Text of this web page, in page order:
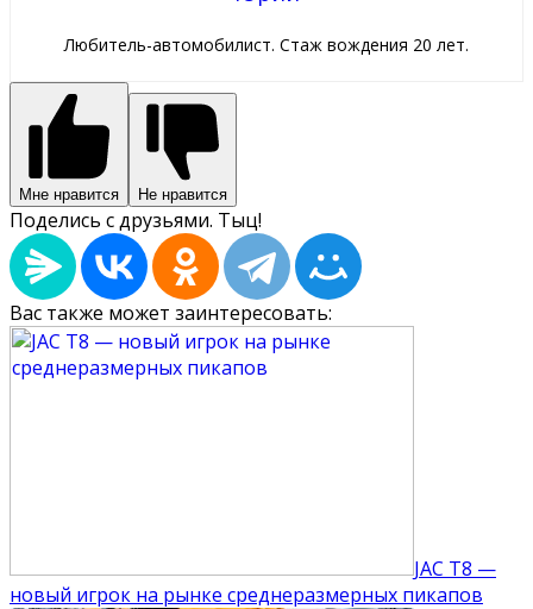
Любитель-автомобилист. Стаж вождения 20 лет.
Мне нравится Не нравится
Поделись с друзьями. Тыц!
Вас также может заинтересовать:
JAC T8 —
новый игрок на рынке среднеразмерных пикапов